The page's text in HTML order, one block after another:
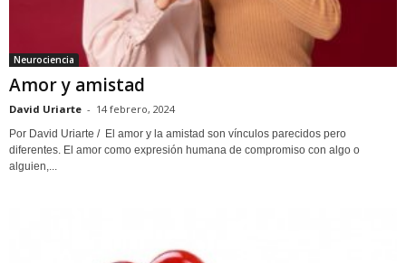
Neurociencia
Amor y amistad
David Uriarte - 14 febrero, 2024
Por David Uriarte / El amor y la amistad son vínculos parecidos pero
diferentes. El amor como expresión humana de compromiso con algo o
alguien,...